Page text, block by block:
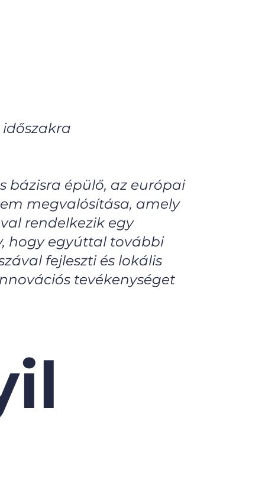
bázisra épülő, az európai
megvalósítása, amely
rendelkezik egy
hogy egyúttal további
fejleszti és lokális
tevékenységet